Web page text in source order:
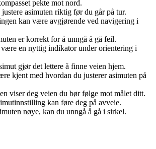
pekte mot nord.
asimuten riktig før du går på tur.
kan være avgjørende ved navigering i
er korrekt for å unngå å gå feil.
en nyttig indikator under orientering i
gjør det lettere å finne veien hjem.
kjent med hvordan du justerer asimuten på
viser deg veien du bør følge mot målet ditt.
kan føre deg på avveie.
nøye, kan du unngå å gå i sirkel.